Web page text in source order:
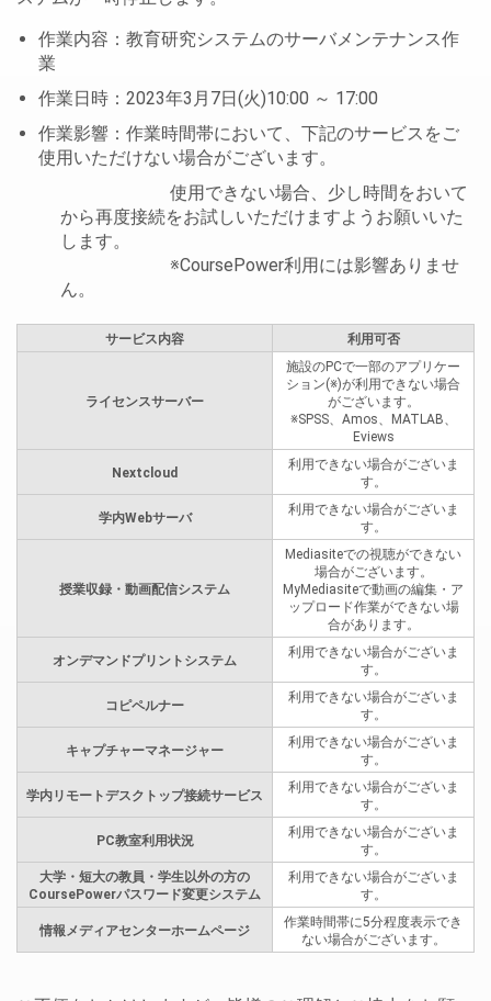
作業内容：教育研究システムのサーバメンテナンス作
業
作業日時：2023年3月7日(火)10:00 ～ 17:00
作業影響：作業時間帯において、下記のサービスをご
使用いただけない場合がございます。
使用できない場合、少し時間をおいて
から再度接続をお試しいただけますようお願いいた
します。
※CoursePower利用には影響ありませ
ん。
サービス内容 利用可否
ライセンスサーバー
施設のPCで一部のアプリケー
ション(※)が利用できない場合
がございます。
※SPSS、Amos、MATLAB、
Eviews
Nextcloud
利用できない場合がございま
す。
学内Webサーバ
利用できない場合がございま
す。
授業収録・動画配信システム
Mediasiteでの視聴ができない
場合がございます。
MyMediasiteで動画の編集・ア
ップロード作業ができない場
合があります。
オンデマンドプリントシステム
利用できない場合がございま
す。
コピペルナー
利用できない場合がございま
す。
キャプチャーマネージャー
利用できない場合がございま
す。
学内リモートデスクトップ接続サービス
利用できない場合がございま
す。
PC教室利用状況
利用できない場合がございま
す。
大学・短大の教員・学生以外の方の
CoursePowerパスワード変更システム
利用できない場合がございま
す。
情報メディアセンターホームページ
作業時間帯に5分程度表示でき
ない場合がございます。